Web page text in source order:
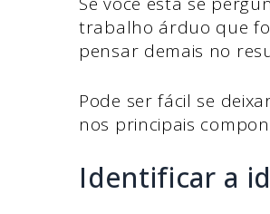
trabalho árduo que
pensar demais no
Pode ser fácil se
nos principais
Identificar a